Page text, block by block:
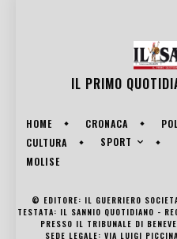
IL PRIMO
HOME CRONACA
CULTURA
SPORT
MOLISE
© EDITORE: IL GUERRIERO
TESTATA: IL SANNIO QUOTIDIANO -
PRESSO IL TRIBUNALE DI
SEDE LEGALE: VIA LUIGI